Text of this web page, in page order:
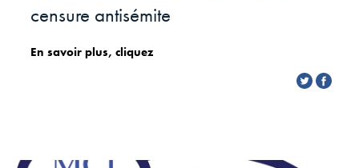
censure antisémite
En savoir plus, cliquez